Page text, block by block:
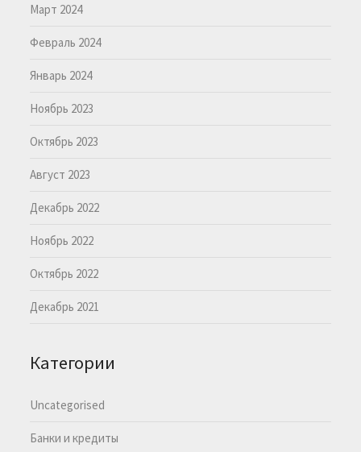
Март 2024
Февраль 2024
Январь 2024
Ноябрь 2023
Октябрь 2023
Август 2023
Декабрь 2022
Ноябрь 2022
Октябрь 2022
Декабрь 2021
Категории
Uncategorised
Банки и кредиты